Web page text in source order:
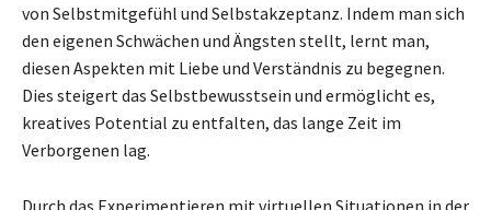
von Selbstmitgefühl und Selbstakzeptanz. Indem man sich
den eigenen Schwächen und Ängsten stellt, lernt man,
diesen Aspekten mit Liebe und Verständnis zu begegnen.
Dies steigert das Selbstbewusstsein und ermöglicht es,
kreatives Potential zu entfalten, das lange Zeit im
Verborgenen lag.
Durch das Experimentieren mit virtuellen Situationen in der